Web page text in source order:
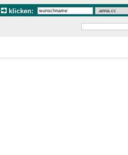
klicken: